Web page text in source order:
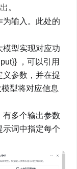
。
为输入。此处的
模型实现对应功
，可以引用
义参数，并在提
型将对应信息
有多个输出参数
示词中指定每个